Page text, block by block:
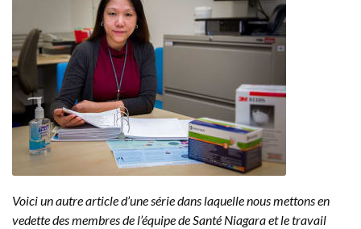
Voici un autre article d’une série dans laquelle nous mettons en
vedette des membres de l’équipe de Santé Niagara et le travail